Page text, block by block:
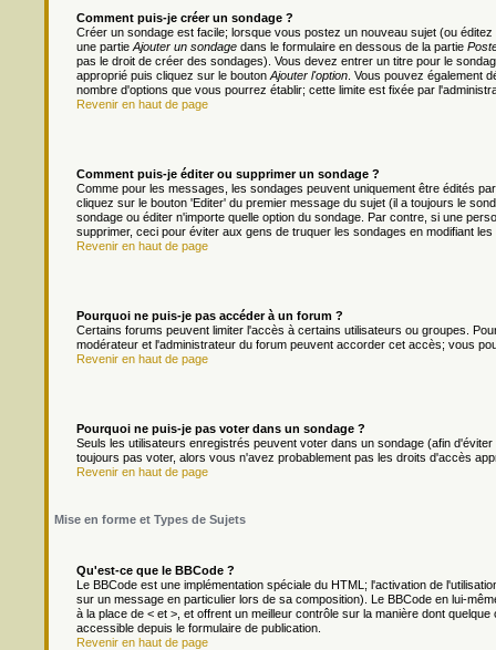
Comment puis-je créer un sondage ?
Créer un sondage est facile; lorsque vous postez un nouveau sujet (ou
une partie Ajouter un sondage dans le formulaire en dessous de la partie
pas le droit de créer des sondages). Vous devez entrer un titre pour le
approprié puis cliquez sur le bouton Ajouter l'option . Vous pouvez également
nombre d'options que vous pourrez établir; cette limite est fixée par
Revenir en haut de page
Comment puis-je éditer ou supprimer un sondage ?
Comme pour les messages, les sondages peuvent uniquement être édités
cliquez sur le bouton 'Editer' du premier message du sujet (il a toujours le
sondage ou éditer n'importe quelle option du sondage. Par contre, si une
supprimer, ceci pour éviter aux gens de truquer les sondages en modifiant
Revenir en haut de page
Pourquoi ne puis-je pas accéder à un forum ?
Certains forums peuvent limiter l'accès à certains utilisateurs ou groupes.
modérateur et l'administrateur du forum peuvent accorder cet accès; vous
Revenir en haut de page
Pourquoi ne puis-je pas voter dans un sondage ?
Seuls les utilisateurs enregistrés peuvent voter dans un sondage (afin
toujours pas voter, alors vous n'avez probablement pas les droits d'accès
Revenir en haut de page
Mise en forme et Types de Sujets
Qu'est-ce que le BBCode ?
Le BBCode est une implémentation spéciale du HTML; l'activation de
sur un message en particulier lors de sa composition). Le BBCode en lui-
à la place de < et >, et offrent un meilleur contrôle sur la manière dont
accessible depuis le formulaire de publication.
Revenir en haut de page